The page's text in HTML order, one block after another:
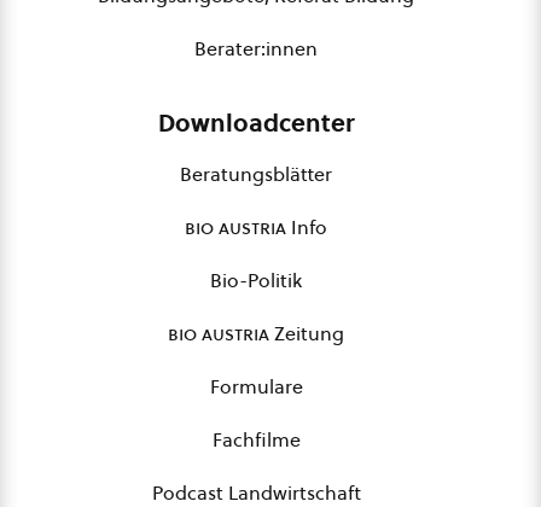
Berater:innen
Downloadcenter
Beratungsblätter
bio austria Info
Bio-Politik
bio austriaZeitung
Formulare
Fachfilme
Podcast Landwirtschaft